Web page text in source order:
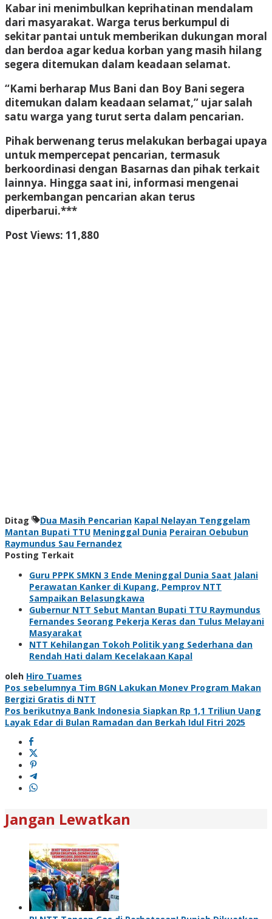
Kabar ini menimbulkan keprihatinan mendalam
dari masyarakat. Warga terus berkumpul di
sekitar pantai untuk memberikan dukungan moral
dan berdoa agar kedua korban yang masih hilang
segera ditemukan dalam keadaan selamat.
“Kami berharap Mus Bani dan Boy Bani segera
ditemukan dalam keadaan selamat,” ujar salah
satu warga yang turut serta dalam pencarian.
Pihak berwenang terus melakukan berbagai upaya
untuk mempercepat pencarian, termasuk
berkoordinasi dengan Basarnas dan pihak terkait
lainnya. Hingga saat ini, informasi mengenai
perkembangan pencarian akan terus
diperbarui.***
Post Views: 11,880
Ditag Dua Masih Pencarian Kapal Nelayan Tenggelam
Mantan Bupati TTU Meninggal Dunia Perairan Oebubun
Raymundus Sau Fernandez
Posting Terkait
Guru PPPK SMKN 3 Ende Meninggal Dunia Saat Jalani
Perawatan Kanker di Kupang, Pemprov NTT
Sampaikan Belasungkawa
Gubernur NTT Sebut Mantan Bupati TTU Raymundus
Fernandes Seorang Pekerja Keras dan Tulus Melayani
Masyarakat
NTT Kehilangan Tokoh Politik yang Sederhana dan
Rendah Hati dalam Kecelakaan Kapal
oleh Hiro Tuames
Navigasi
pos
Pos sebelumnya Tim BGN Lakukan Monev Program Makan
Bergizi Gratis di NTT
Pos berikutnya Bank Indonesia Siapkan Rp 1,1 Triliun Uang
Layak Edar di Bulan Ramadan dan Berkah Idul Fitri 2025
Jangan Lewatkan